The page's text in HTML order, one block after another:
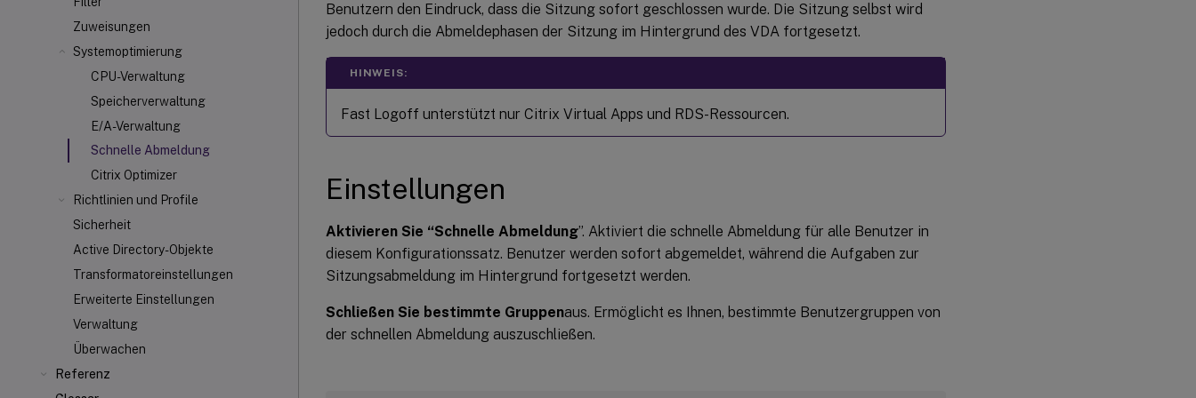
Zuweisungen
Systemoptimierung
CPU-Verwaltung
Speicherverwaltung
E/A-Verwaltung
Schnelle Abmeldung
Citrix Optimizer
Richtlinien und Profile
Sicherheit
Active Directory-Objekte
Transformatoreinstellungen
Erweiterte Einstellungen
Verwaltung
Überwachen
Referenz
Benutzern den Eindruck, dass die Sitzung sofort geschlossen wurde. Die Sitzung selbst wird
jedoch durch die Abmeldephasen der Sitzung im Hintergrund des VDA fortgesetzt.
HINWEIS:
Fast Logoff unterstützt nur Citrix Virtual Apps und RDS-Ressourcen.
Einstellungen
Aktivieren Sie “Schnelle Abmeldung”. Aktiviert die schnelle Abmeldung für alle Benutzer in
diesem Konfigurationssatz. Benutzer werden sofort abgemeldet, während die Aufgaben zur
Sitzungsabmeldung im Hintergrund fortgesetzt werden.
Schließen Sie bestimmte Gruppenaus. Ermöglicht es Ihnen, bestimmte Benutzergruppen von
der schnellen Abmeldung auszuschließen.